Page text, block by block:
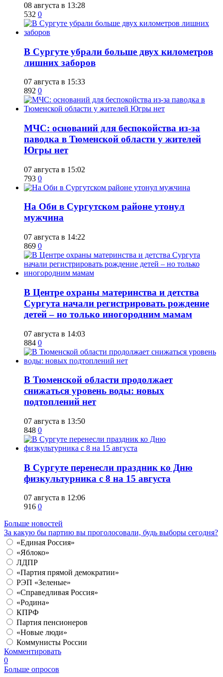
08 августа в 13:28
532 0
​В Сургуте убрали больше двух километров
лишних заборов
07 августа в 15:33
892 0
​МЧС: оснований для беспокойства из-за
паводка в Тюменской области у жителей
Югры нет
07 августа в 15:02
793 0
​На Оби в Сургутском районе утонул
мужчина
07 августа в 14:22
869 0
​В Центре охраны материнства и детства
Сургута начали регистрировать рождение
детей – но только иногородним мамам
07 августа в 14:03
884 0
​В Тюменской области продолжает
снижаться уровень воды: новых
подтоплений нет
07 августа в 13:50
848 0
​В Сургуте перенесли праздник ко Дню
физкультурника с 8 на 15 августа
07 августа в 12:06
916 0
Больше новостей
За какую бы партию вы проголосовали, будь выборы сегодня?
«Единая Россия»
«Яблоко»
ЛДПР
«Партия прямой демократии»
РЭП «Зеленые»
«Справедливая Россия»
«Родина»
КПРФ
Партия пенсионеров
«Новые люди»
Коммунисты России
Комментировать
0
Больше опросов